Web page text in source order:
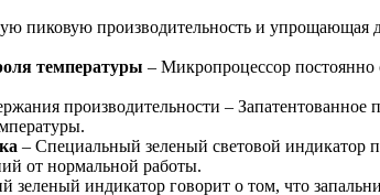
пиковую производительность и упрощающая
температуры – Микропроцессор постоянно
производительности – Запатентованное
– Специальный зеленый световой индикатор
от нормальной работы.
индикатор говорит о том, что